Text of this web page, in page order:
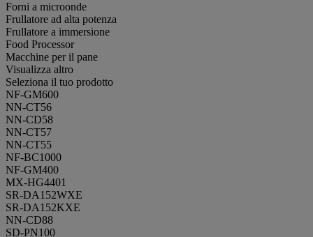
Forni a microonde
Frullatore ad alta potenza
Frullatore a immersione
Food Processor
Macchine per il pane
Visualizza altro
Seleziona il tuo prodotto
NF-GM600
NN-CT56
NN-CD58
NN-CT57
NN-CT55
NF-BC1000
NF-GM400
MX-HG4401
SR-DA152WXE
SR-DA152KXE
NN-CD88
SD-PN100